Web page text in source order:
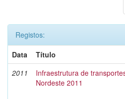
Registos:
Data
Título
2011
Infraestrutura de
Nordeste 2011